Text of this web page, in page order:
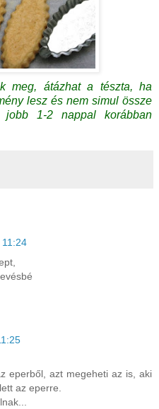
meg, átázhat a tészta, ha
lesz és nem simul össze
1-2 nappal korábban
eperből, azt megeheti az is, aki
az eperre.